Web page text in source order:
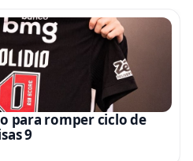
para romper ciclo de
9